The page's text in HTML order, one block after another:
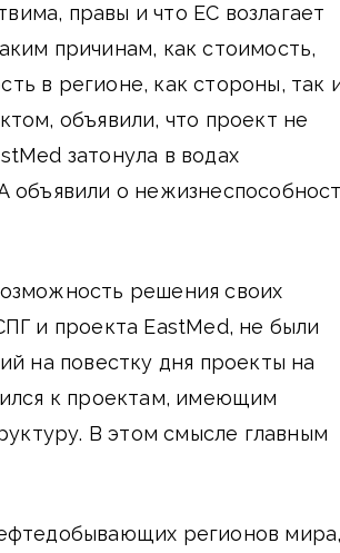
правы и что ЕС возлагает
причинам, как стоимость,
в регионе, как стороны, так
объявили, что проект не
затонула в водах
объявили о
решения своих
и проекта EastMed, не были
на повестку дня проекты на
к проектам, имеющим
В этом смысле главным
регионов мира,